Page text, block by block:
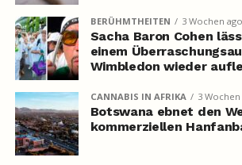
BERÜHMTHEITEN 3 Wochen ago
Sacha Baron Cohen
einem
Wimbledon wieder
CANNABIS IN AFRIKA 3 Wochen
Botswana ebnet den
kommerziellen